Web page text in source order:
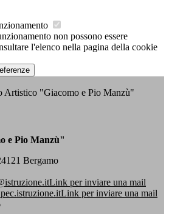
non possono essere
l'elenco nella pagina della cookie
Artistico "Giacomo e Pio Manzù"
e Pio Manzù"
Bergamo
Link per inviare una mail
Link per inviare una mail